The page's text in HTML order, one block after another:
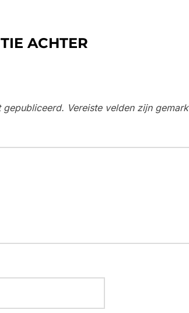
ACHTER
gepubliceerd. Vereiste velden zijn